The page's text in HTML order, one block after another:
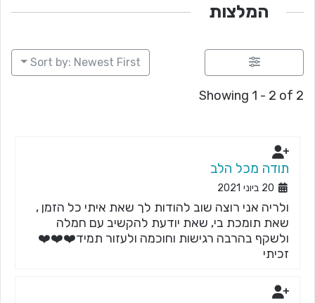
המלצות
Showing 1 - 2 of 2
Sort by: Newest First
תודה מכל הלב
20 ביוני 2021
ולריה אני רוצה שוב להודות לך שאת איתי כל הזמן ,
שאת תומכת בי, שאת יודעת להקשיב עם חמלה
ולשקף בהרבה רגישות וחוכמה ולעזור תמיד❤️❤️❤️
זכיתי